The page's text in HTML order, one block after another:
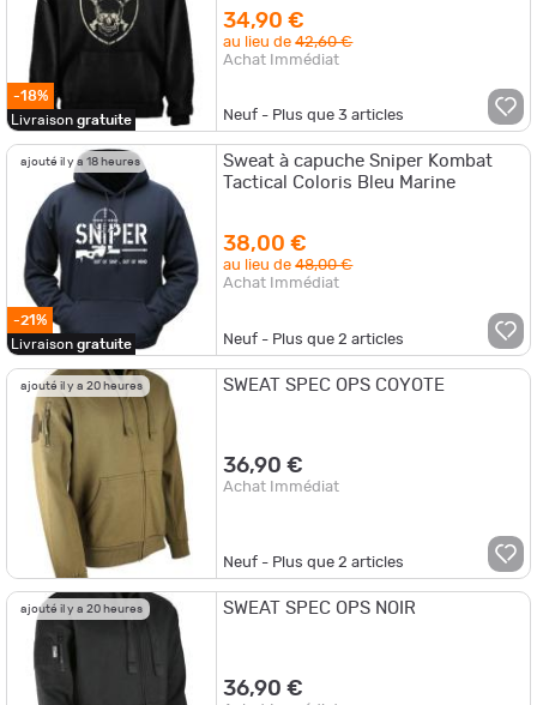
-18%
Livraison gratuite
34,90 €
au lieu de42,60 €
Achat Immédiat
Neuf - Plus que3 articles
ajouté il y a 18 heures
-21%
Livraison gratuite
Sweat à capuche Sniper Kombat
Tactical Coloris Bleu Marine
38,00 €
au lieu de48,00 €
Achat Immédiat
Neuf - Plus que2 articles
ajouté il y a 20 heures SWEAT SPEC OPS COYOTE
36,90 €
Achat Immédiat
Neuf - Plus que2 articles
ajouté il y a 20 heures SWEAT SPEC OPS NOIR
36,90 €